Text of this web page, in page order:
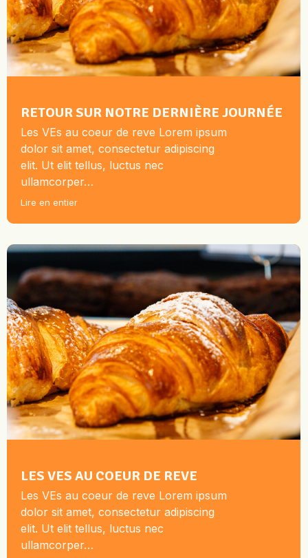
RETOUR SUR NOTRE DERNIÈRE JOURNÉE
Les VEs au coeur de reve Lorem ipsum
dolor sit amet, consectetur adipiscing
elit. Ut elit tellus, luctus nec
ullamcorper…
Lire en entier
LES VES AU COEUR DE REVE
Les VEs au coeur de reve Lorem ipsum
dolor sit amet, consectetur adipiscing
elit. Ut elit tellus, luctus nec
ullamcorper…